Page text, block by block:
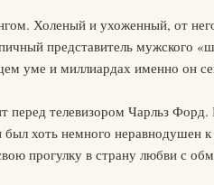
Холеный и ухоженный, от
представитель мужского
уме и миллиардах именно он
перед телевизором Чарльз
был хоть немного
прогулку в страну любви с